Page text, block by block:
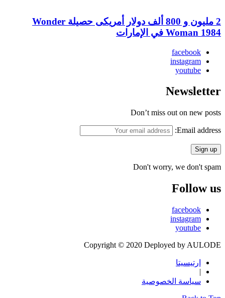
2 مليون و 800 ألف دولار أمريكى حصيلة Wonder
Woman 1984 في الإمارات
facebook
instagram
youtube
Newsletter
Don’t miss out on new posts
Email address:
Don't worry, we don't spam
Follow us
facebook
instagram
youtube
Copyright © 2020 Deployed by AULODE
ارتيسيتا
|
سياسة الخصوصية